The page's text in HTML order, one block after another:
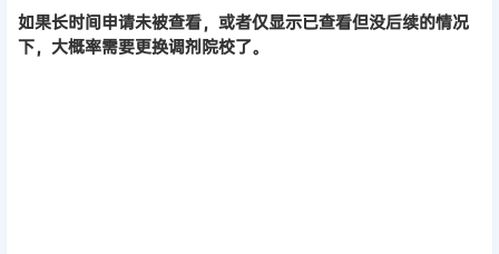
如果长时间申请未被查看，或者仅显示已查看但没后续的情况
下，大概率需要更换调剂院校了。